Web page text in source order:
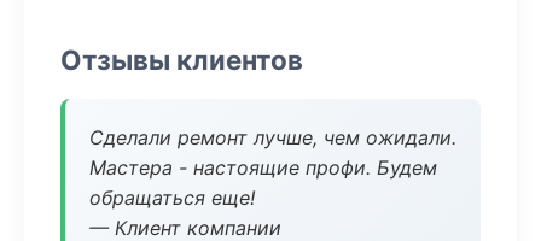
Отзывы клиентов
Сделали ремонт лучше, чем ожидали.
Мастера - настоящие профи. Будем
обращаться еще!
— Клиент компании